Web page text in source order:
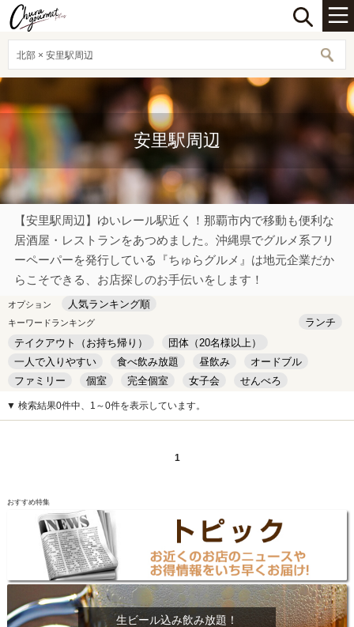
北部 × 安里駅周辺
安里駅周辺
【安里駅周辺】ゆいレール駅近く！那覇市内で移動も便利な
居酒屋・レストランをあつめました。沖縄県でグルメ系フリ
ーペーパーを発行している『ちゅらグルメ』は地元企業だか
らこそできる、お店探しのお手伝いをします！
オプション 人気ランキング順
キーワードランキング
ランチ
テイクアウト（お持ち帰り）
団体（20名様以上）
一人で入りやすい
食べ飲み放題 昼飲み
オードブル
ファミリー
個室 完全個室 女子会
せんべろ
キッズルーム
安い デート
▼ 検索結果0件中、1～0件を表示しています。
1
おすすめ特集
生ビール込み飲み放題！